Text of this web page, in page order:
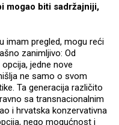
mogao biti sadržajniji,
imam pregled, mogu reći
zanimljivo: Od
jedne nove
ne samo o svom
Ta generacija različito
sa transnacionalnim
i hrvatska konzervativna
nego mogućnost i